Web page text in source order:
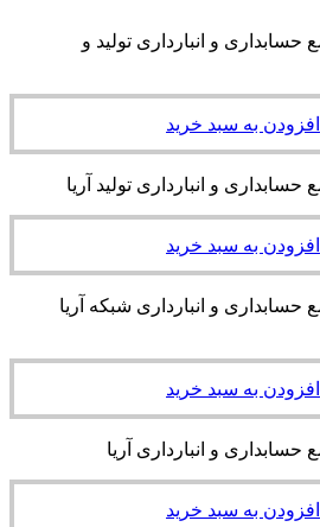
افزودن به سبد خرید
افزودن به سبد خرید
افزودن به سبد خرید
افزودن به سبد خرید